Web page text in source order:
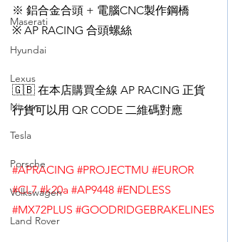
Maserati
Hyundai
Lexus
Nissan
Tesla
Porsche
Volkswagen
Land Rover
※ 鋁合金合頭 + 電腦CNC製作鋼橋
※ AP RACING 合頭螺絲
🇬🇧 在本店購買全線 AP RACING 正貨
行貨可以用 QR CODE 二維碼對應
#APRACING #PROJECTMU #EUROR
#CL7 #k20a #AP9448 #ENDLESS
#MX72PLUS #GOODRIDGEBRAKELINES